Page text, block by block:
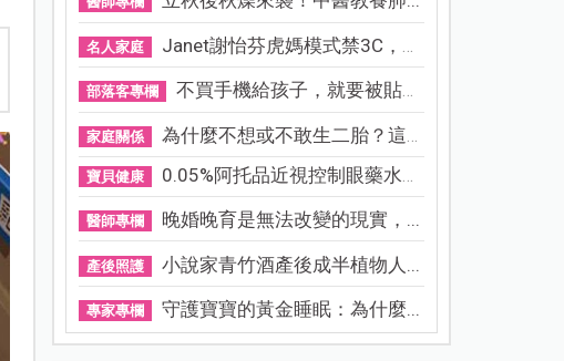
名人家庭 Janet謝怡芬虎媽模式禁3C，看...
部落客專欄 不買手機給孩子，就要被貼「...
家庭關係 為什麼不想或不敢生二胎？這8...
寶貝健康 0.05%阿托品近視控制眼藥水納...
醫師專欄 晚婚晚育是無法改變的現實，...
產後照護 小說家青竹酒產後成半植物人...
專家專欄 守護寶寶的黃金睡眠：為什麼...